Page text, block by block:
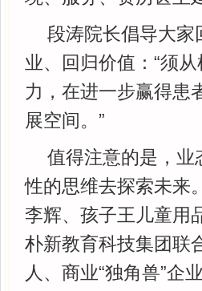
段涛院长倡导大家
业、回归价值：“须
力，在进一步赢得患
展空间。”
值得注意的是，业
性的思维去探索未来
李辉、孩子王儿童用
朴新教育科技集团联
人、商业“独角兽”企